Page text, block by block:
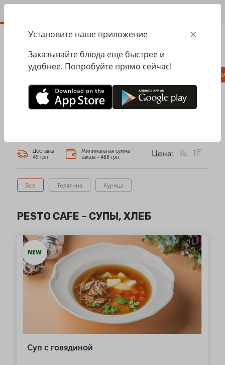
Главная Pesto Cafe Хлеб и супы
Доставка
49 грн
Минимальная сумма
заказа - 488 грн
Цена:
Все Телятина Курица
PESTO CAFE – СУПЫ, ХЛЕБ
NEW
Суп с говядиной
Установите наше приложение ×
Заказывайте блюда еще быстрее и
удобнее. Попробуйте прямо сейчас!